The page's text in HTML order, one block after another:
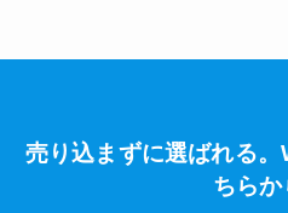
売り込まずに選ばれる
ちらか